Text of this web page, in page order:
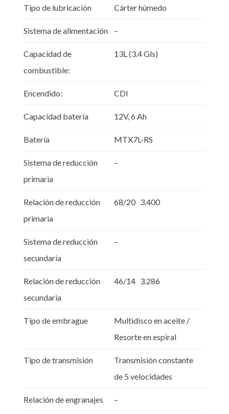
Tipo de lubricación Cárter húmedo
Sistema de alimentación –
Capacidad de
combustible:
13L (3.4 Gls)
Encendido: CDI
Capacidad batería 12V, 6 Ah
Batería MTX7L-RS
Sistema de reducción
primaria
–
Relación de reducción
primaria
68/20 3.400
Sistema de reducción
secundaria
–
Relación de reducción
secundaria
46/14 3.286
Tipo de embrague
Multidisco en aceite /
Resorte en espiral
Tipo de transmisión
Transmisión constante
de 5 velocidades
Relación de engranajes –